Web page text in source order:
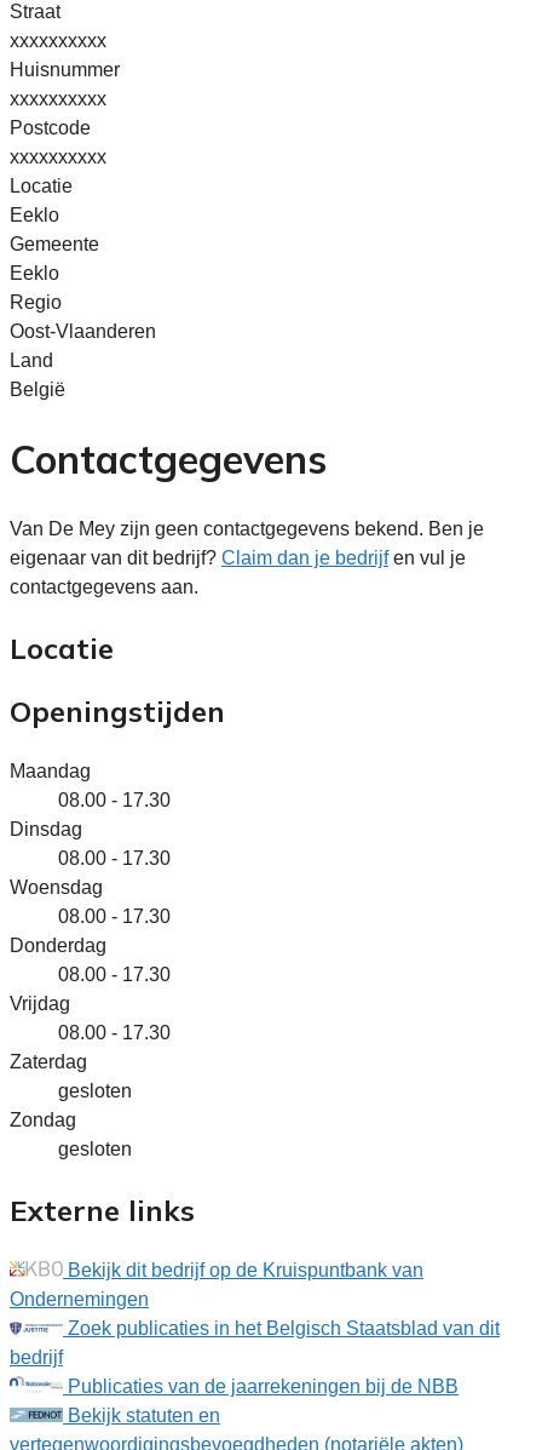
Straat
xxxxxxxxxx
Huisnummer
xxxxxxxxxx
Postcode
xxxxxxxxxx
Locatie
Eeklo
Gemeente
Eeklo
Regio
Oost-Vlaanderen
Land
België
Contactgegevens
Van De Mey zijn geen contactgegevens bekend. Ben je
eigenaar van dit bedrijf? Claim dan je bedrijfen vul je
contactgegevens aan.
Locatie
Openingstijden
Maandag
08.00 - 17.30
Dinsdag
08.00 - 17.30
Woensdag
08.00 - 17.30
Donderdag
08.00 - 17.30
Vrijdag
08.00 - 17.30
Zaterdag
gesloten
Zondag
gesloten
Externe links
Bekijk dit bedrijf op de Kruispuntbank van
Ondernemingen
Zoek publicaties in het Belgisch Staatsblad van dit
bedrijf
Publicaties van de jaarrekeningen bij de NBB
Bekijk statuten en
vertegenwoordigingsbevoegdheden (notariële akten)